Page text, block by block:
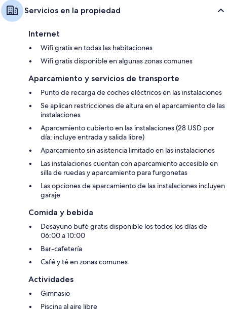
Servicios en la propiedad
Internet
Wifi gratis en todas las habitaciones
Wifi gratis disponible en algunas zonas comunes
Aparcamiento y servicios de transporte
Punto de recarga de coches eléctricos en las instalaciones
Se aplican restricciones de altura en el aparcamiento de las
instalaciones
Aparcamiento cubierto en las instalaciones (28 USD por
día; incluye entrada y salida libre)
Aparcamiento sin asistencia limitado en las instalaciones
Las instalaciones cuentan con aparcamiento accesible en
silla de ruedas y aparcamiento para furgonetas
Las opciones de aparcamiento de las instalaciones incluyen
garaje
Comida y bebida
Desayuno bufé gratis disponible los todos los días de
06:00 a 10:00
Bar-cafetería
Café y té en zonas comunes
Actividades
Gimnasio
Piscina al aire libre